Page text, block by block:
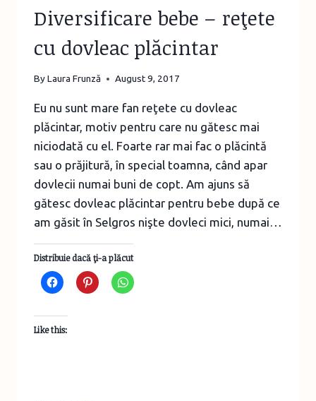
Diversificare bebe – reţete
cu dovleac plăcintar
ByLaura Frunză August 9, 2017
Eu nu sunt mare fan reţete cu dovleac
plăcintar, motiv pentru care nu gătesc mai
niciodată cu el. Foarte rar mai fac o plăcintă
sau o prăjitură, în special toamna, când apar
dovlecii numai buni de copt. Am ajuns să
gătesc dovleac plăcintar pentru bebe după ce
am găsit în Selgros nişte dovleci mici, numai…
Distribuie dacă ţi-a plăcut
Like this: